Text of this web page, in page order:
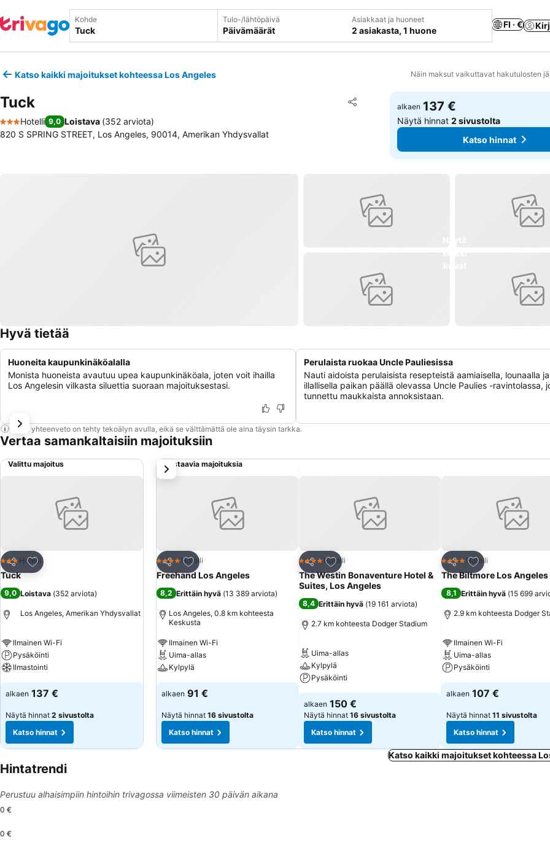
Kohde Tulo-/lähtöpäivä
Päivämäärät
Asiakkaat ja huoneet
2 asiakasta, 1 huone
FI · €
Katso kaikki majoitukset kohteessa Los Angeles Näin maksut vaikuttavat hakutulosten
Tuck Jaa
Lisää suosikkeihin
3 Tähtiluokitus
Hotelli 9,0 Loistava (352 arviota)
820 S SPRING STREET, Los Angeles, 90014, Amerikan Yhdysvallat
alkaen 137 €
Näytä hinnat2 sivustolta
Katso hinnat
Hyvä tietää
Huoneita kaupunkinäköalalla
Monista huoneista avautuu upea kaupunkinäköala, joten voit ihailla
Los Angelesin vilkasta siluettia suoraan majoituksestasi.
Perulaista ruokaa Uncle Pauliesissa
Nauti aidoista perulaisista resepteistä aamiaisella, lounaalla ja
illallisella paikan päällä olevassa Uncle Paulies -ravintolassa,
tunnettu maukkaista annoksistaan.
Tämä yhteenveto on tehty tekoälyn avulla, eikä se välttämättä ole aina täysin tarkka.
Vertaa samankaltaisiin majoituksiin
Valittu majoitus
Jaa
Lisää suosikkeihin
3 Tähtiluokitus
Hotelli
Tuck
9,0 Loistava (352 arviota)
Los Angeles, Amerikan Yhdysvallat
Ilmainen Wi-Fi
Pysäköinti
Ilmastointi
alkaen 137 €
Näytä hinnat 2 sivustolta
Katso hinnat
Vastaavia majoituksia
Jaa
Lisää suosikkeihin
4 Tähtiluokitus
Hotelli
Freehand Los Angeles
8,2 Erittäin hyvä (13 389 arviota)
Los Angeles, 0.8 km kohteesta
Keskusta
Ilmainen Wi-Fi
Uima-allas
Kylpylä
alkaen 91 €
Näytä hinnat 16 sivustolta
Katso hinnat
Jaa
Lisää suosikkeihin
4 Tähtiluokitus
Hotelli
The Westin Bonaventure Hotel &
Suites, Los Angeles
8,4 Erittäin hyvä (19 161 arviota)
2.7 km kohteesta Dodger Stadium
Uima-allas
Kylpylä
Pysäköinti
alkaen 150 €
Näytä hinnat 16 sivustolta
Katso hinnat
Jaa
Lisää suosikkeihin
4 Tähtiluokitus
Hotelli
The Biltmore Los Angeles
8,1 Erittäin hyvä (15 699
2.9 km kohteesta Dodger
Ilmainen Wi-Fi
Uima-allas
Pysäköinti
alkaen 107 €
Näytä hinnat 11 sivustolta
Katso hinnat
seuraava
Katso kaikki majoitukset kohteessa
Hintatrendi
Perustuu alhaisimpiin hintoihin trivagossa viimeisten 30 päivän aikana
0 €
0 €